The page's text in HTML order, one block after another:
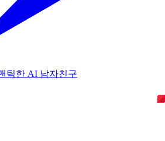
틱한 AI 남자친구